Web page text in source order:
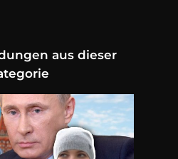
aus dieser